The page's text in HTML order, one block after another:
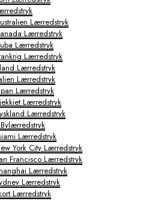
Lærredstryk
Lærredstryk
Lærredstryk
Lærredstryk
Lærredstryk
Lærredstryk
Lærredstryk
Lærredstryk
Lærredstryk
Lærredstryk
York City Lærredstryk
Francisco Lærredstryk
Lærredstryk
Lærredstryk
Lærredstryk